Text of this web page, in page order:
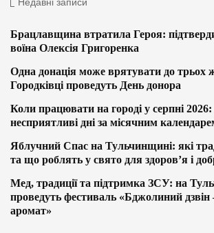
Брацлавщина втратила Героя:
воїна Олексія Григоренка
Одна донація може врятувати до трьох
Городківці проведуть День донора
Коли працювати на городі у серпні
несприятливі дні за місячним
Яблучний Спас на Тульчинщині: які
та що роблять у свято для здоров’я і
Мед, традиції та підтримка ЗСУ: на
проведуть фестиваль «Бджолиний дзвін
аромат»